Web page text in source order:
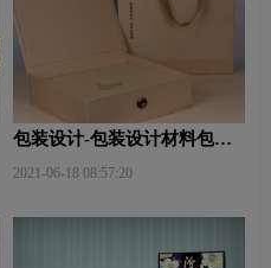
包装设计-包装设计材料包含
2021-06-18 08:57:20